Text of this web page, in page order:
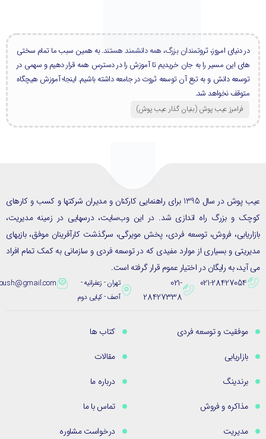
در دنیای امروز، ثروتمندان بزرگ، همه دانشمند هستند. به همین سبب ما تمام سختی
های این مسیر را به جان خریدیم تا آموزش را در دسترس همه قرار دهیم و سهمی در
توسعه دانش و به تبع آن توسعه ثروت در جامعه داشته باشیم. اینجا؛ آموزش هیچگاه
متوقف نخواهد شد.
فرامرز عیب پوش (بنیان گذار عیب پوش​)
عیب پوش در سال 1395 برای راهنمایی کارکنان و مدیران شرکتها و کسب و کارهای
و بزرگ راه اندازی شد. در این وب‌سایت، درسهایی در زمینه مدیریت،
فروش، توسعه فردی، پخش مویرگی، سرگذشت کارآفرینان موفق، بازیهای
و بسیاری از موارد مفیدی که در توسعه فردی و سازمانی به کمک تمام افراد
به رایگان در اختیار عموم قرار گرفته است.
021-28427054
021-
28427338
تهران - زعفرانیه -
آصف - کیایی دوم
eybpoush@gmail.com
موفقیت و توسعه فردی
بازاریابی
برندینگ
مذاکره و فروش
مدیریت
کتاب ها
مقالات
درباره ما
تماس با ما
درخواست مشاوره